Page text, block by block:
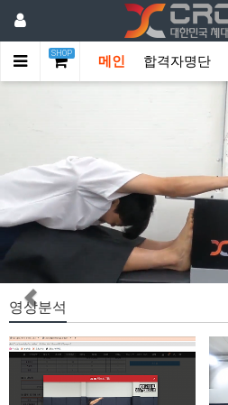
SHOP
메인 합격자명단
Previous
영상분석